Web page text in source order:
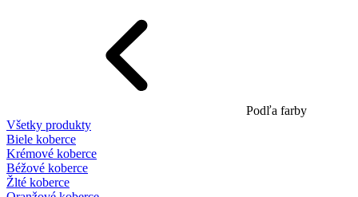
Podľa farby
Všetky produkty
Biele koberce
Krémové koberce
Béžové koberce
Žlté koberce